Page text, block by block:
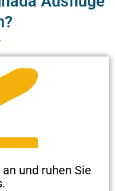
und ruhen Sie